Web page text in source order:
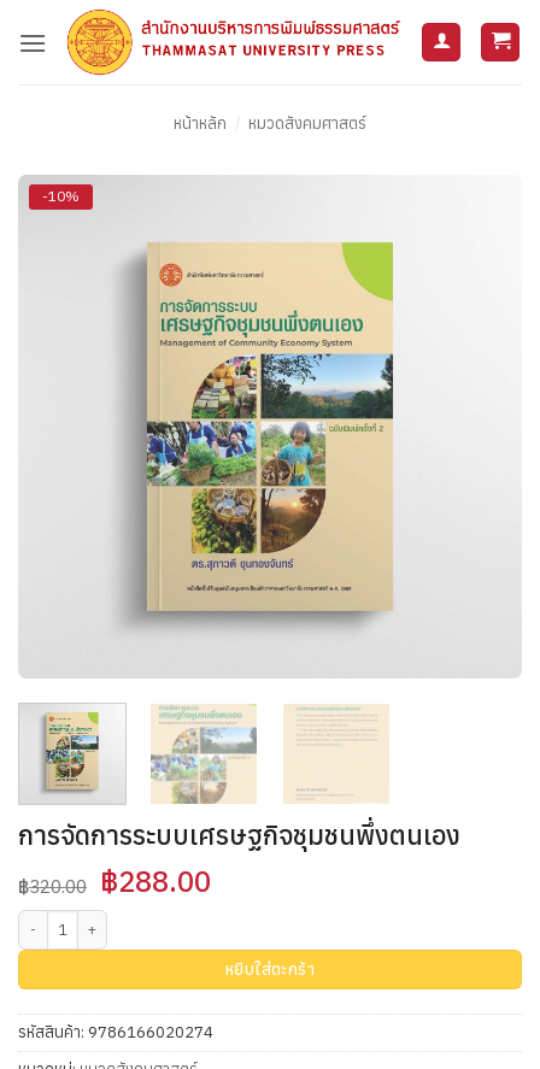
หน้าหลัก / หมวดสังคมศาสตร์
-10%
การจัดการระบบเศรษฐกิจชุมชนพึ่งตนเอง
฿320.00 Original
price
was:
฿288.00Current
฿288.00.
จำนวน การจัดการระบบเศรษฐกิจชุมชนพึ่งตนเอง ชิ้น
หยิบใส่ตะกร้า
รหัสสินค้า: 9786166020274